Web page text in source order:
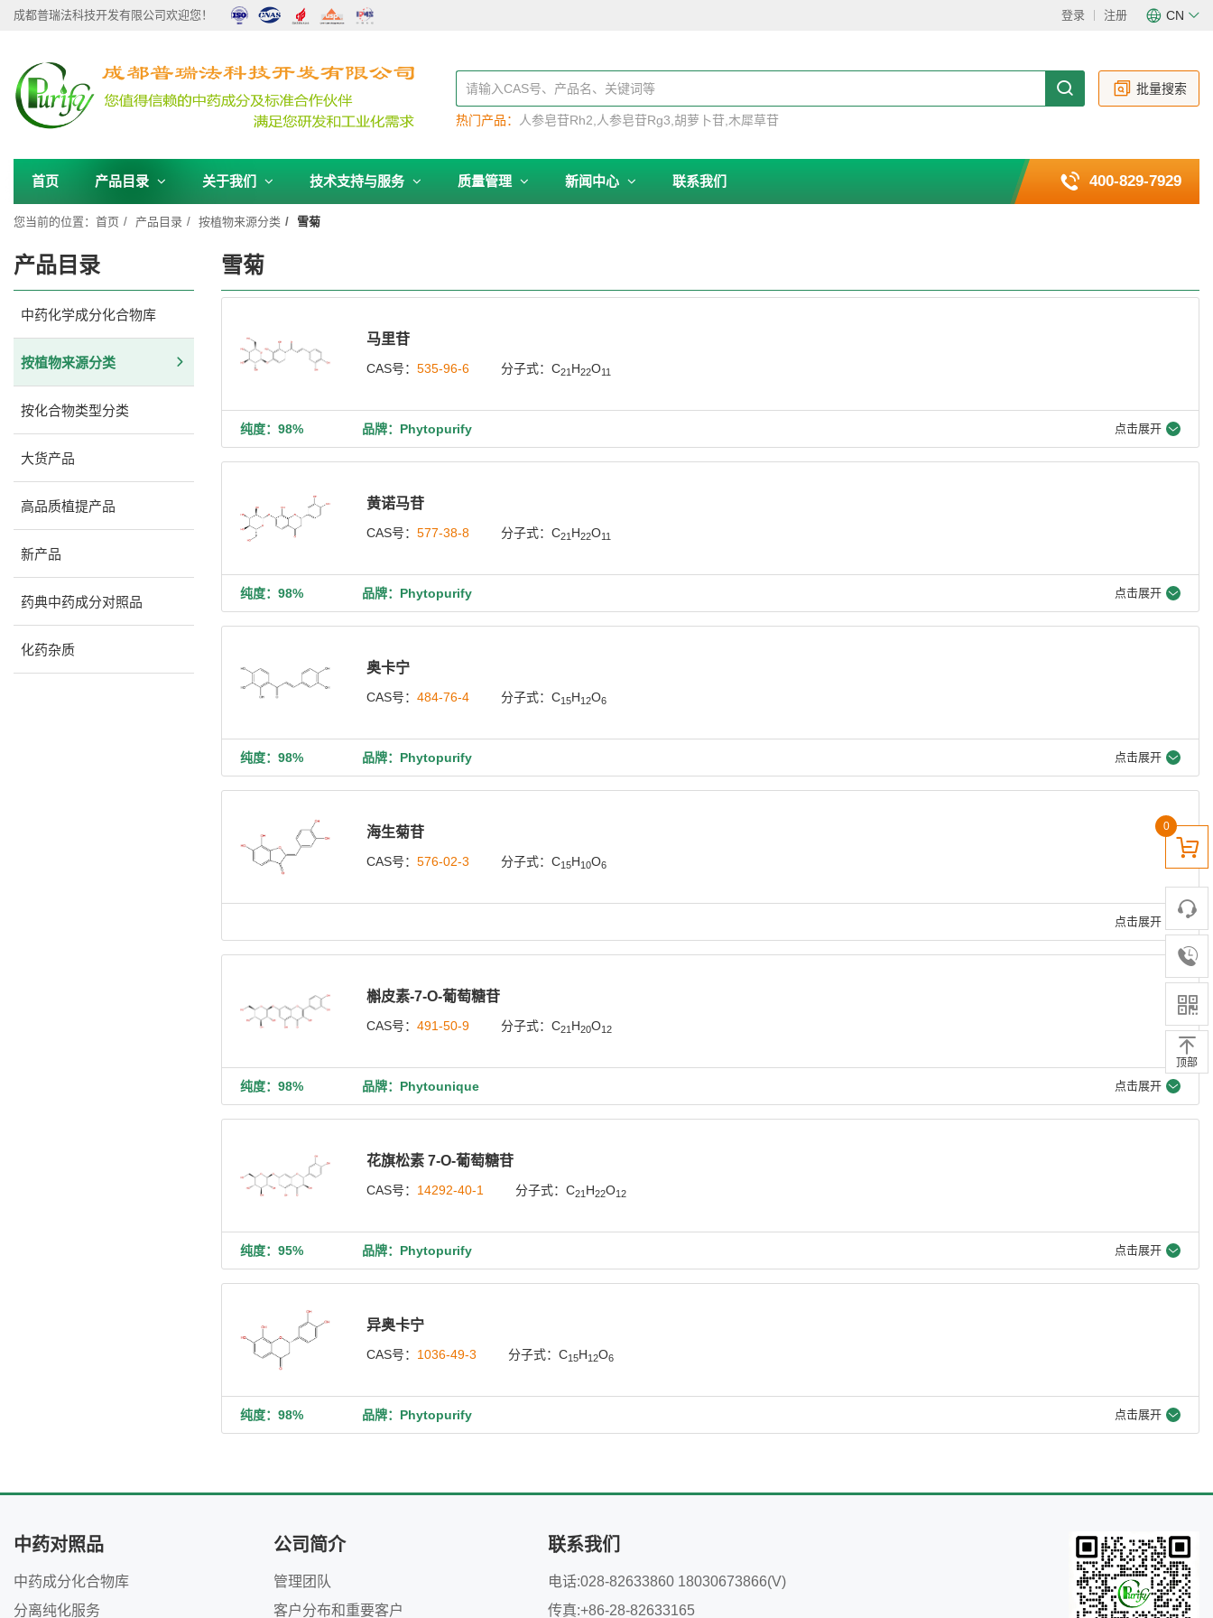
成都普瑞法科技开发有限公司欢迎您！ 登录 注册 CN
EN
热门产品： 人参皂苷Rh2 人参皂苷Rg3 胡萝卜苷 木犀草苷
批量搜索
首页 产品目录 关于我们 技术支持与服务 质量管理 新闻中心 联系我们 400-829-7929
您当前的位置： 首页 产品目录 按植物来源分类 雪菊
产品目录
中药化学成分化合物库
按植物来源分类
按化合物类型分类
大货产品
高品质植提产品
新产品
药典中药成分对照品
化药杂质
雪菊
马里苷
CAS号： 535-96-6 分子式：C21 H22O11
纯度：98% 品牌：Phytopurify 点击展开
黄诺马苷
CAS号： 577-38-8 分子式：C21 H22O11
纯度：98% 品牌：Phytopurify 点击展开
奥卡宁
CAS号： 484-76-4 分子式：C15H12O6
纯度：98% 品牌：Phytopurify 点击展开
海生菊苷
CAS号： 576-02-3 分子式：C15H10O6
点击展开
槲皮素-7-O-葡萄糖苷
CAS号： 491-50-9 分子式：C21 H20O12
纯度：98% 品牌：Phytounique 点击展开
花旗松素 7-O-葡萄糖苷
CAS号： 14292-40-1 分子式：C21 H22O12
纯度：95% 品牌：Phytopurify 点击展开
异奥卡宁
CAS号： 1036-49-3 分子式：C15H12O6
纯度：98% 品牌：Phytopurify 点击展开
中药对照品
中药成分化合物库
分离纯化服务
公司简介
管理团队
客户分布和重要客户
联系我们
电话:028-82633860 18030673866(V)
传真:+86-28-82633165
0
顶部